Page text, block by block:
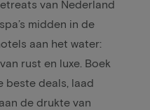
van Nederland
midden in de
aan het water:
rust en luxe. Boek
beste deals, laad
de drukte van